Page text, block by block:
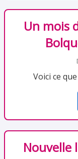
Un mois
Voici ce
Nouvelle